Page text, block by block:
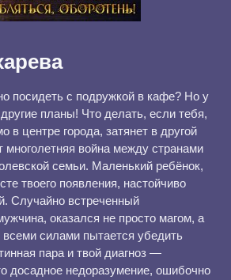
посидеть с подружкой в кафе? Но у
планы! Что делать, если тебя,
в центре города, затянет в другой
многолетняя война между странами
семьи. Маленький ребёнок,
твоего появления, настойчиво
Случайно встреченный
оказался не просто магом, а
силами пытается убедить
пара и твой диагноз —
досадное недоразумение, ошибочно